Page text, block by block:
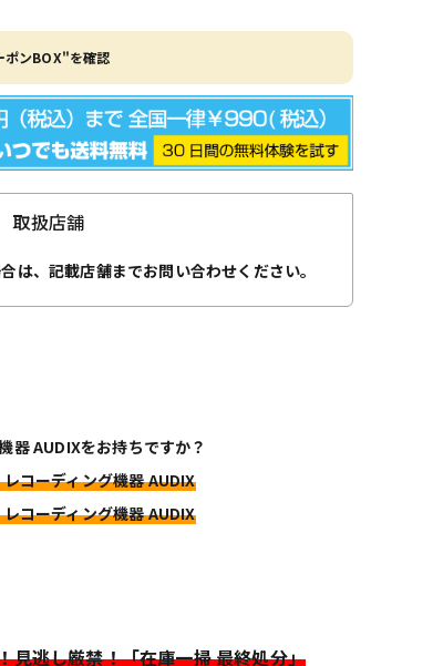
ポンBOX"を確認
取扱店舗
は、記載店舗までお問い合わせください。
器 AUDIXをお持ちですか？
コーディング機器 AUDIX
コーディング機器 AUDIX
見逃し厳禁！「在庫一掃 最終処分」